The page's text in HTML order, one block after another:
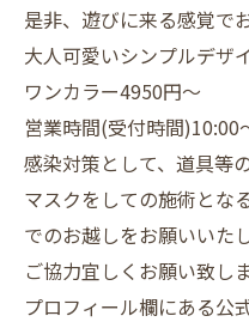
是非、遊びに来る感覚で
大人可愛いシンプルデザ
ワンカラー4950円〜
営業時間(受付時間)10:00
感染対策として、道具等
マスクをしての施術とな
でのお越しをお願いいた
ご協力宜しくお願い致し
プロフィール欄にある公